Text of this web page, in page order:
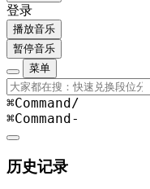
登录
播放音乐
暂停音乐
菜单
⌘Command /
⌘Command -
历史记录